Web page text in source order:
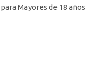
Mayores de 18